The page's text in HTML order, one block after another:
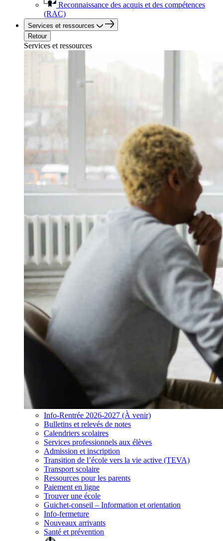
Reconnaissance des acquis et des compétences
(RAC)
Services et ressources
Retour
Services et ressources
Info-Rentrée 2026-2027 (À venir)
Bulletins et relevés de notes
Calendriers scolaires
Services professionnels aux élèves
Admission et inscription
Transition de l’école vers la vie active (TEVA)
Transport scolaire
Ressources pour les parents
Paiement en ligne
Trouver une école
Guichet-conseil – Information et orientation
Info-fermeture
Nouveaux arrivants
Santé et prévention